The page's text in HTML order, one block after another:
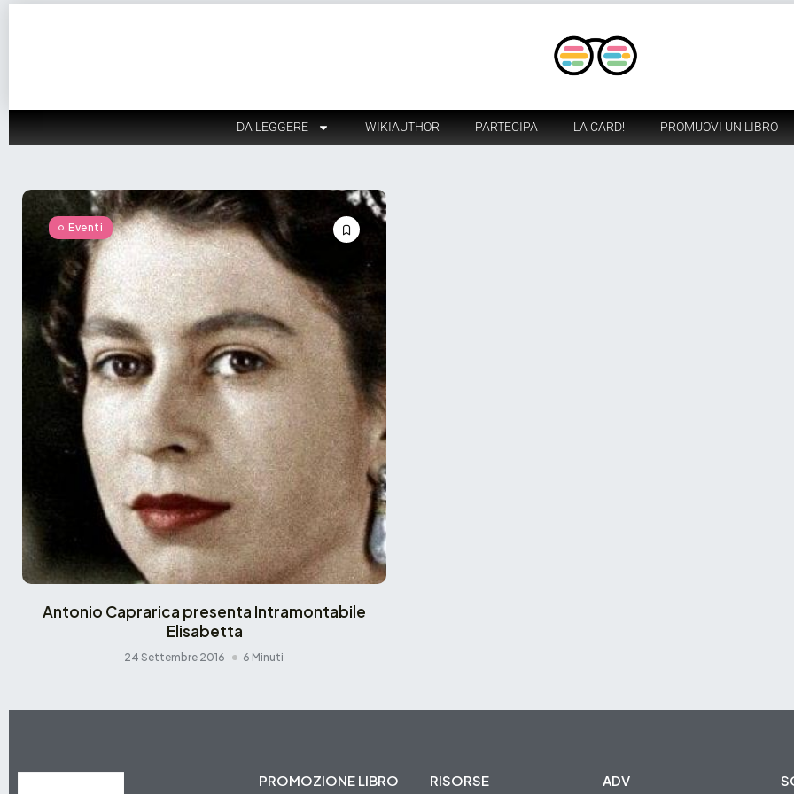
DA LEGGERE WIKIAUTHOR PARTECIPA LA CARD! PROMUOVI UN LIBRO
Eventi
Antonio Caprarica presenta Intramontabile
Elisabetta
24 Settembre 2016 6 Minuti
PROMOZIONE LIBRO RISORSE ADV